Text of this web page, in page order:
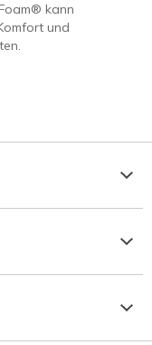
kann
und